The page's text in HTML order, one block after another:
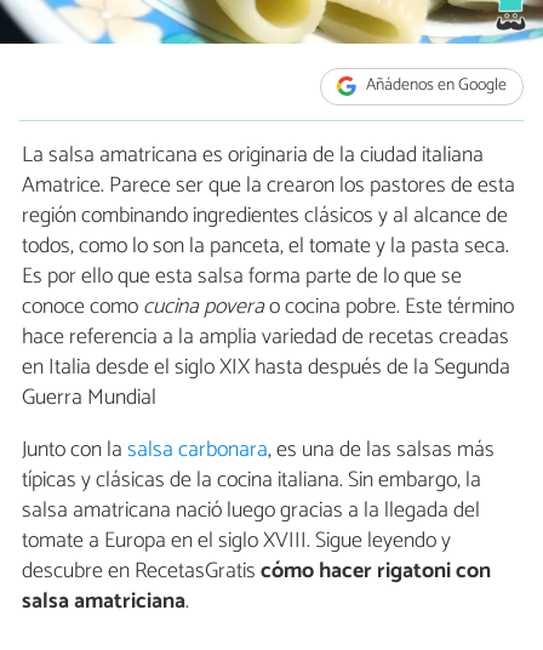
Añádenos en Google
La salsa amatricana es originaria de la ciudad italiana
Amatrice. Parece ser que la crearon los pastores de esta
región combinando ingredientes clásicos y al alcance de
todos, como lo son la panceta, el tomate y la pasta seca.
Es por ello que esta salsa forma parte de lo que se
conoce comocucina poverao cocina pobre. Este término
hace referencia a la amplia variedad de recetas creadas
en Italia desde el siglo XIX hasta después de la Segunda
Guerra Mundial
Junto con lasalsa carbonara, es una de las salsas más
típicas y clásicas de la cocina italiana. Sin embargo, la
salsa amatricana nació luego gracias a la llegada del
tomate a Europa en el siglo XVIII. Sigue leyendo y
descubre en RecetasGratiscómo hacer rigatoni con
salsa amatriciana.